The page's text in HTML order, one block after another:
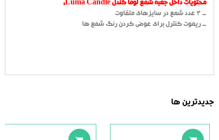
محتویات داخل جعبه شمع لوما کندل Luma Candle:
- 3 عدد شمع در سایزهای متفاوت
- ریموت کنترل برای عوض کردن رنگ شمع ها
جدیدترین ها